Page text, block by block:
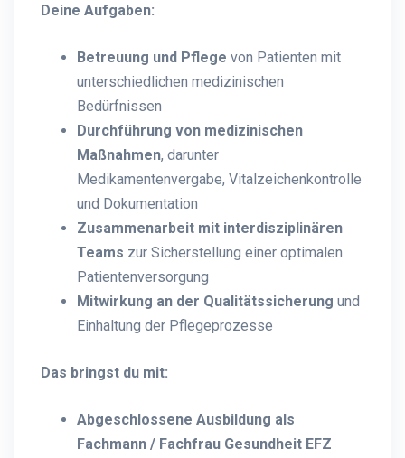
Deine Aufgaben:
Betreuung und Pflege von Patienten mit
unterschiedlichen medizinischen
Bedürfnissen
Durchführung von medizinischen
Maßnahmen, darunter
Medikamentenvergabe, Vitalzeichenkontrolle
und Dokumentation
Zusammenarbeit mit interdisziplinären
Teams zur Sicherstellung einer optimalen
Patientenversorgung
Mitwirkung an der Qualitätssicherung und
Einhaltung der Pflegeprozesse
Das bringst du mit:
Abgeschlossene Ausbildung als
Fachmann / Fachfrau Gesundheit EFZ